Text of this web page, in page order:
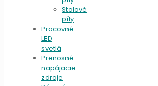
Stolové
píly
Pracovné
LED
svetlá
Prenosné
napájacie
zdroje